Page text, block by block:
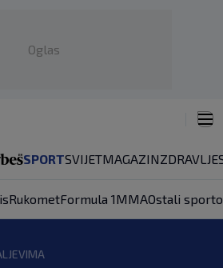
Oglas
SPORTSVIJETMAGAZINZDRAVLJE
RukometFormula 1MMAOstali